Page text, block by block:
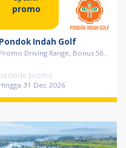
promo
Pondok Indah Golf
Promo Driving Range, Bonus 50...
periode promo
Hingga 31 Dec 2026